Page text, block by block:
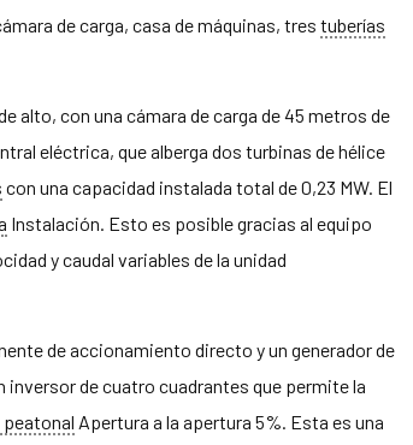
de carga, casa de máquinas, tres tuberías
alto, con una cámara de carga de 45 metros de
eléctrica, que alberga dos turbinas de hélice
con una capacidad instalada total de 0,23 MW. El
Instalación. Esto es posible gracias al equipo
y caudal variables de la unidad
de accionamiento directo y un generador de
de cuatro cuadrantes que permite la
Apertura a la apertura 5%. Esta es una